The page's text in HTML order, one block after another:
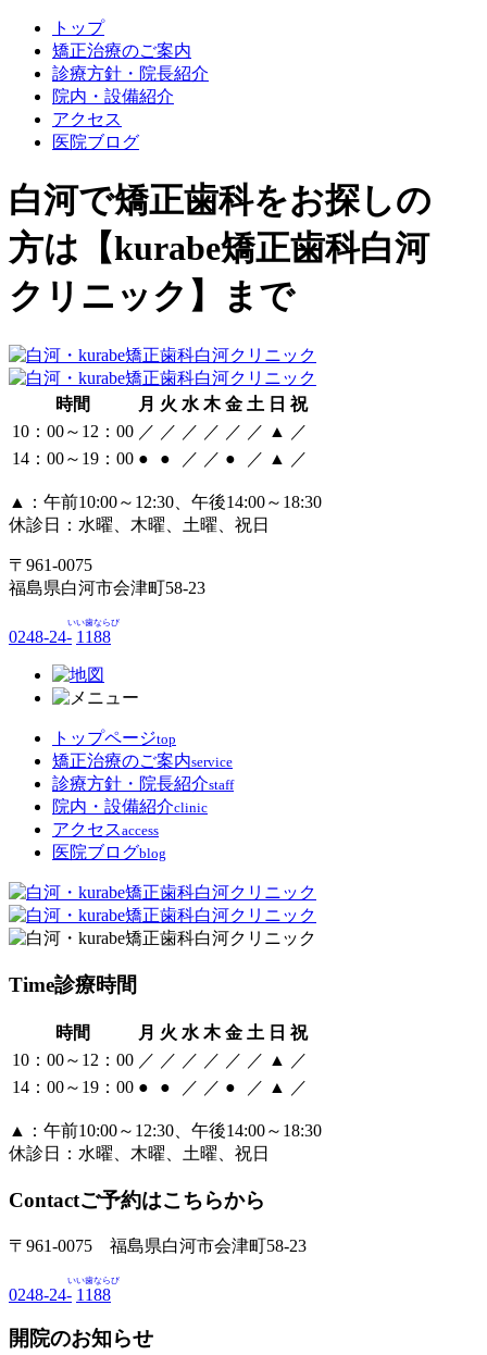
トップ
矯正治療のご案内
診療方針・院長紹介
院内・設備紹介
アクセス
医院ブログ
白河で矯正歯科をお探しの
方は【kurabe矯正歯科白河
クリニック】まで
時間 月 火 水 木 金 土 日 祝
10：00～12：00 ／ ／ ／ ／ ／ ／ ▲
／
14：00～19：00 ● ● ／ ／ ● ／ ▲ ／
▲：午前10:00～12:30、午後14:00～18:30
休診日：水曜、木曜、土曜、祝日
〒961-0075
福島県白河市会津町58-23
0248-24- 1188
いい歯ならび
トップページtop
矯正治療のご案内service
診療方針・院長紹介staff
院内・設備紹介clinic
アクセスaccess
医院ブログblog
Time診療時間
時間 月 火 水 木 金 土 日 祝
10：00～12：00 ／ ／ ／ ／ ／ ／ ▲
／
14：00～19：00 ● ● ／ ／ ● ／ ▲ ／
▲：午前10:00～12:30、午後14:00～18:30
休診日：水曜、木曜、土曜、祝日
Contactご予約はこちらから
〒961-0075 福島県白河市会津町58-23
0248-24- 1188
いい歯ならび
開院のお知らせ